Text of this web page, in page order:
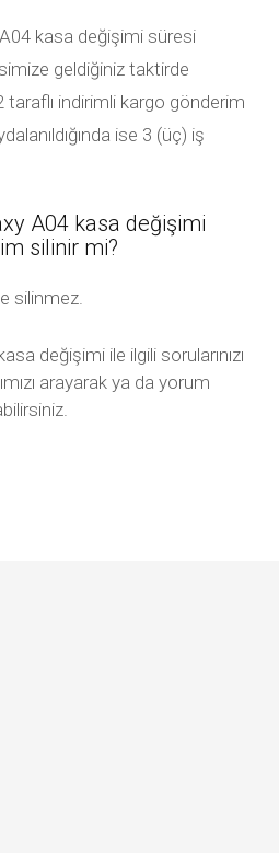
kasa değişimi süresi
geldiğiniz taktirde
indirimli kargo gönderim
ise 3 (üç) iş
A04 kasa değişimi
silinir mi?
silinmez.
değişimi ile ilgili sorularınızı
arayarak ya da yorum